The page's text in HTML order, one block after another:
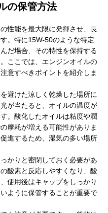
の保管方法
性能を最大限に発揮させ、長
。特に15W-50のような特定
だ場合、その特性を保持する
ここでは、エンジンオイルの
意すべきポイントを紹介しま
避けた涼しく乾燥した場所に
が当たると、オイルの温度が
。酸化したオイルは粘度や潤
摩耗が増える可能性がありま
進するため、湿気の多い場所
かりと密閉しておく必要があ
酸素と反応しやすくなり、酸
使用後はキャップをしっかり
ように保管することが重要で